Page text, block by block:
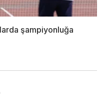
şampiyonluğa